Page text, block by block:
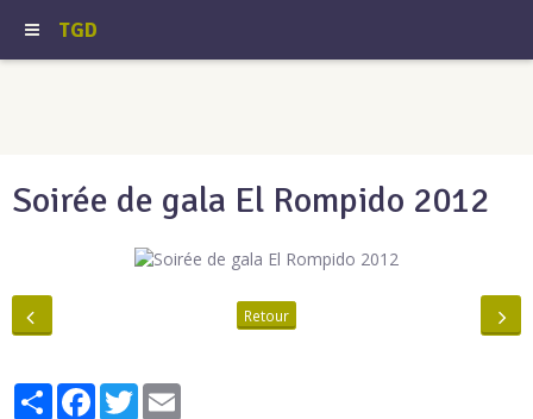
TGD
Soirée de gala El Rompido 2012
Retour
PartagerFacebook
Twitter